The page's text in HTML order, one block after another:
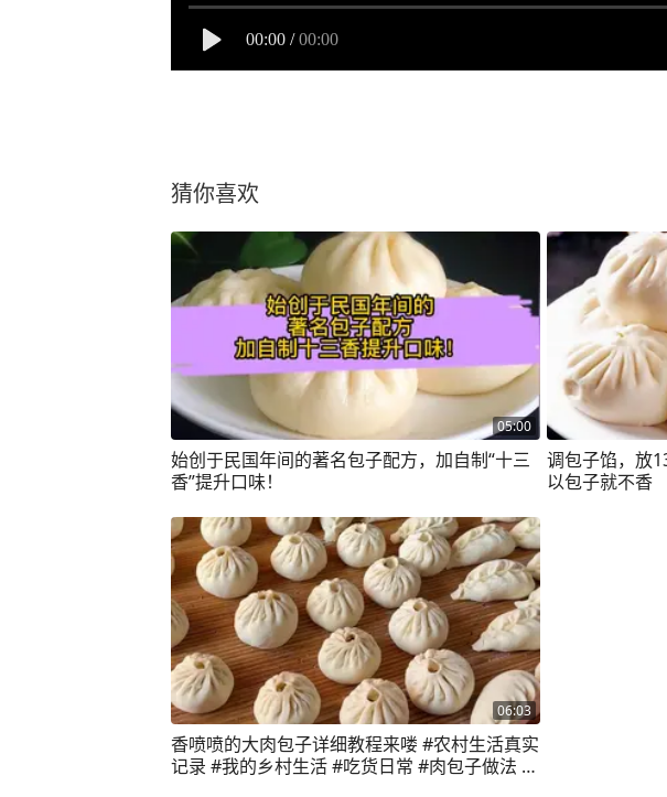
00:00 / 00:00
猜你喜欢
05:00
始创于民国年间的著名包子配方，加自制“十三
香”提升口味！
调包子馅，放
以包子就不香
06:03
香喷喷的大肉包子详细教程来喽 #农村生活真实
记录 #我的乡村生活 #吃货日常 #肉包子做法 #